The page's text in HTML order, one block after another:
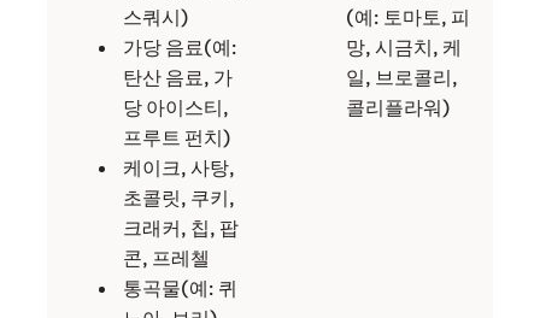
스쿼시)
가당 음료(예:
탄산 음료, 가
당 아이스티,
프루트 펀치)
케이크, 사탕,
초콜릿, 쿠키,
크래커, 칩, 팝
콘, 프레첼
통곡물(예: 퀴
(예: 토마토, 피
망, 시금치, 케
일, 브로콜리,
콜리플라워)